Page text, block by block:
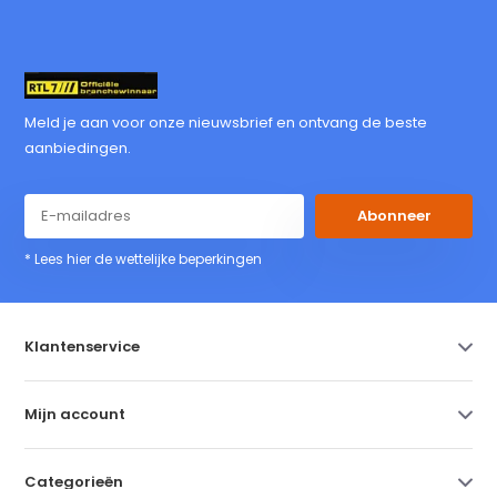
Meld je aan voor onze nieuwsbrief en ontvang de beste
aanbiedingen.
Abonneer
* Lees hier de wettelijke beperkingen
Klantenservice
Mijn account
Categorieën